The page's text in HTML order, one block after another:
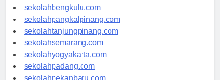
sekolahaceh.com
sekolahbengkulu.com
sekolahpangkalpinang.com
sekolahtanjungpinang.com
sekolahsemarang.com
sekolahyogyakarta.com
sekolahpadang.com